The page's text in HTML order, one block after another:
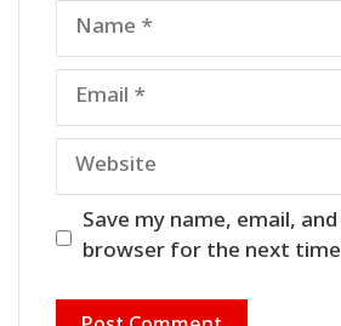
Name
Email
Website
Save my name, email,
browser for the next